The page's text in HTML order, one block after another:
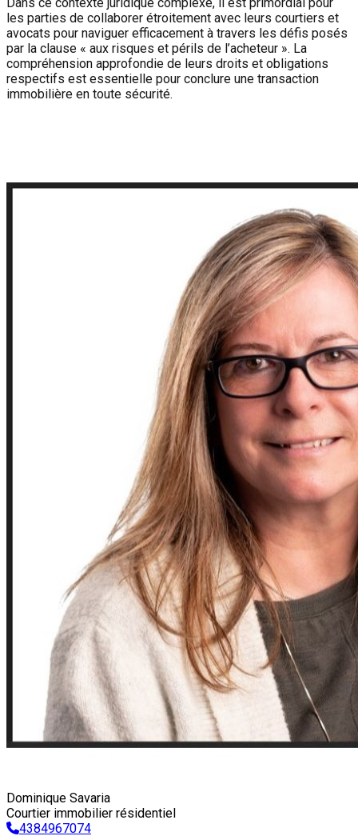
les parties de collaborer étroitement avec leurs courtiers et
avocats pour naviguer efficacement à travers les défis posés
par la clause « aux risques et périls de l’acheteur ». La
compréhension approfondie de leurs droits et obligations
respectifs est essentielle pour conclure une transaction
immobilière en toute sécurité.
Dominique Savaria
Courtier immobilier résidentiel
4384967074